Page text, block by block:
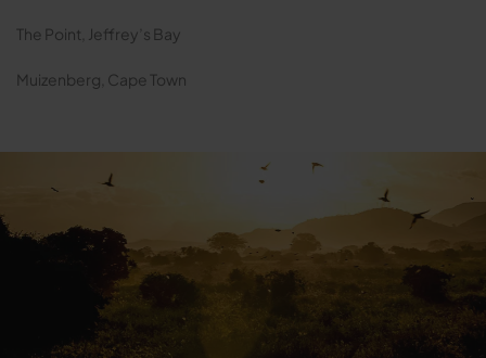
The Point, Jeffrey’s Bay
Muizenberg, Cape Town